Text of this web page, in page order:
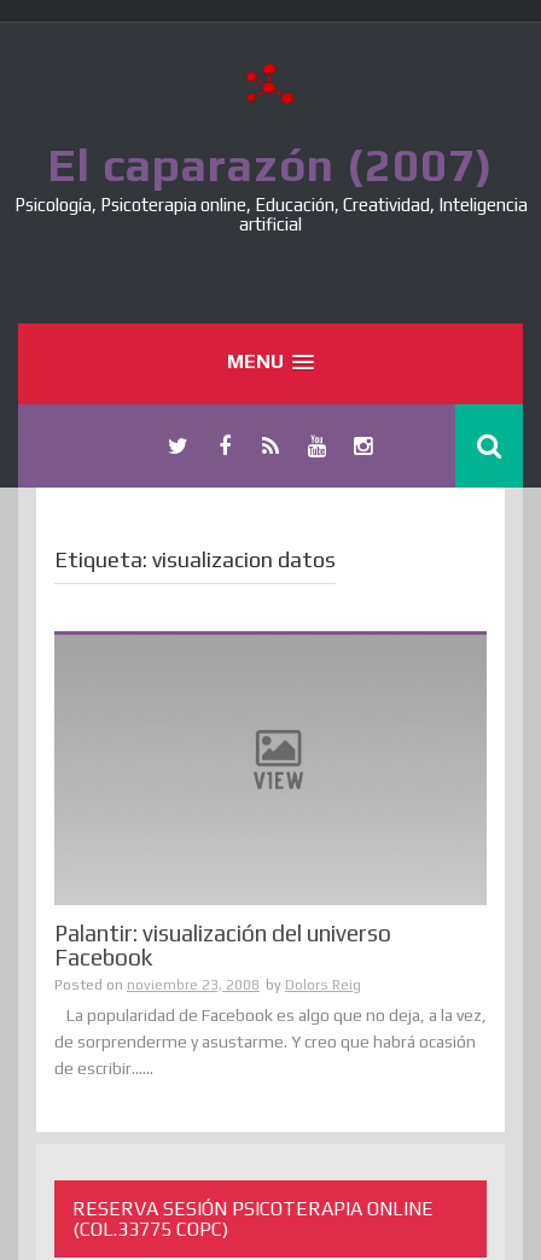
El caparazón (2007)
Psicología, Psicoterapia online, Educación, Creatividad, Inteligencia
artificial
MENU
Etiqueta: visualizacion datos
Palantir: visualización del universo
Facebook
Posted on noviembre 23, 2008 by Dolors Reig
La popularidad de Facebook es algo que no deja, a la vez,
de sorprenderme y asustarme. Y creo que habrá ocasión
de escribir......
RESERVA SESIÓN PSICOTERAPIA ONLINE
(COL.33775 COPC)